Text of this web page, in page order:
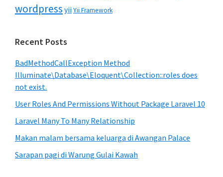
wordpress yii Yii Framework
Recent Posts
BadMethodCallException Method
Illuminate\Database\Eloquent\Collection::roles does
not exist.
User Roles And Permissions Without Package Laravel 10
Laravel Many To Many Relationship
Makan malam bersama keluarga di Awangan Palace
Sarapan pagi di Warung Gulai Kawah